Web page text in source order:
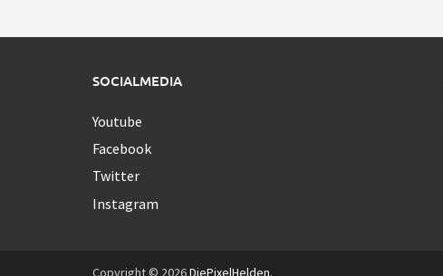
SOCIALMEDIA
Youtube
Facebook
Twitter
Instagram
Copyright © 2026DiePixelHelden.